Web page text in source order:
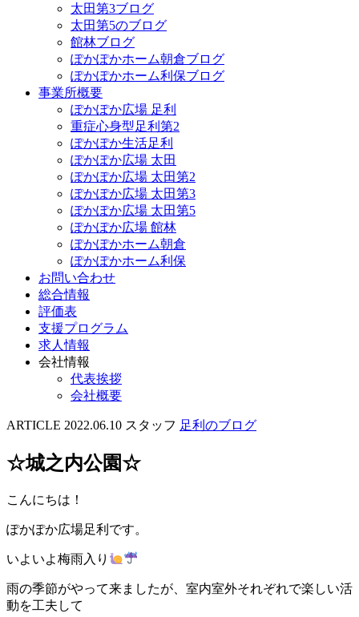
太田第3ブログ
太田第5のブログ
館林ブログ
ぽかぽかホーム朝倉ブログ
ぽかぽかホーム利保ブログ
事業所概要
ぽかぽか広場 足利
重症心身型足利第2
ぽかぽか生活足利
ぽかぽか広場 太田
ぽかぽか広場 太田第2
ぽかぽか広場 太田第3
ぽかぽか広場 太田第5
ぽかぽか広場 館林
ぽかぽかホーム朝倉
ぽかぽかホーム利保
お問い合わせ
総合情報
評価表
支援プログラム
求人情報
会社情報
代表挨拶
会社概要
ARTICLE 2022.06.10 スタッフ 足利のブログ
☆城之内公園☆
こんにちは！
ぽかぽか広場足利です。
いよいよ梅雨入り
雨の季節がやって来ましたが、室内室外それぞれで楽しい活
動を工夫して